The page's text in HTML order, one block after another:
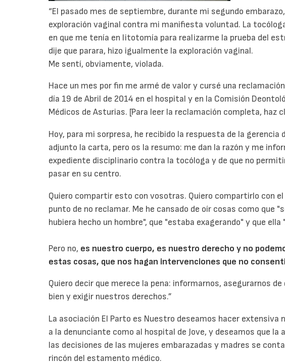
“El pasado mes de septiembre, durante mi segundo
exploración vaginal contra mi manifiesta voluntad. La
en que me tenía en litotomía para realizarme la prueba del
dije que parara, hizo igualmente la exploración vaginal.
Me sentí, obviamente, violada.
Hace un mes por fin me armé de valor y cursé una
día 19 de Abril de 2014 en el hospital y en la Comisión
Médicos de Asturias. [Para leer la reclamación completa, haz
Hoy, para mi sorpresa, he recibido la respuesta de la gerencia
adjunto la carta, pero os la resumo: me dan la razón y me
expediente disciplinario contra la tocóloga y de que no
pasar en su centro.
Quiero compartir esto con vosotras. Quiero compartirlo con el
punto de no reclamar. Me he cansado de oír cosas como que
hubiera hecho un hombre", que "estaba exagerando" y que
Pero no, es nuestro cuerpo, es nuestro derecho y no
estas cosas, que nos hagan intervenciones que no
Quiero decir que merece la pena: informarnos, asegurarnos
bien y exigir nuestros derechos.”
La asociación El Parto es Nuestro deseamos hacer
a la denunciante como al hospital de Jove, y deseamos que
las decisiones de las mujeres embarazadas y madres se
rincón del estamento médico.